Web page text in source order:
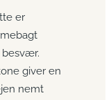
er
besvær.
giver en
nemt